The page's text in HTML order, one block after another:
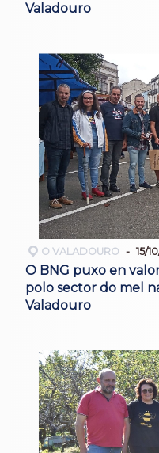
Valadouro
O VALADOURO 15/
O BNG puxo en
polo sector do mel
Valadouro